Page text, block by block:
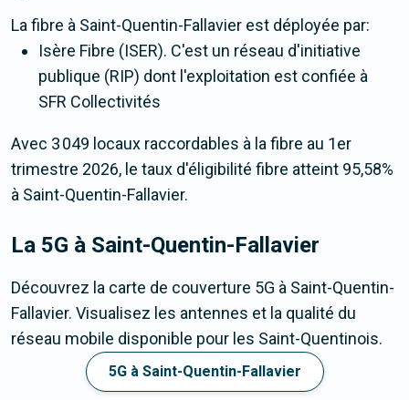
La fibre à Saint-Quentin-Fallavier est déployée par:
Isère Fibre (ISER). C'est un réseau d'initiative
publique (RIP) dont l'exploitation est confiée à
SFR Collectivités
Avec 3 049 locaux raccordables à la fibre au 1er
trimestre 2026, le taux d'éligibilité fibre atteint 95,58%
à Saint-Quentin-Fallavier.
La 5G à Saint-Quentin-Fallavier
Découvrez la carte de couverture 5G à Saint-Quentin-
Fallavier. Visualisez les antennes et la qualité du
réseau mobile disponible pour les Saint-Quentinois.
5G à Saint-Quentin-Fallavier